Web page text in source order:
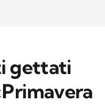
gettati